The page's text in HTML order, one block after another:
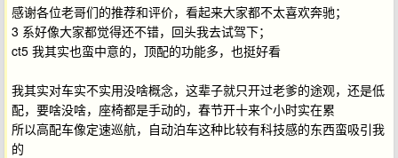
感谢各位老哥们的推荐和评价，看起来大家都不太喜欢奔驰；
3 系好像大家都觉得还不错，回头我去试驾下；
ct5 我其实也蛮中意的，顶配的功能多，也挺好看
我其实对车实不实用没啥概念，这辈子就只开过老爹的途观，还是低
配，要啥没啥，座椅都是手动的，春节开十来个小时实在累
所以高配车像定速巡航，自动泊车这种比较有科技感的东西蛮吸引我
的